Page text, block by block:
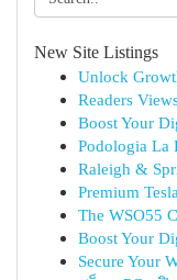
New Site Listings
Unlock
Readers
Boost Your
Podologia La
Raleigh &
Premium
The WSO55
Boost Your
Secure Your